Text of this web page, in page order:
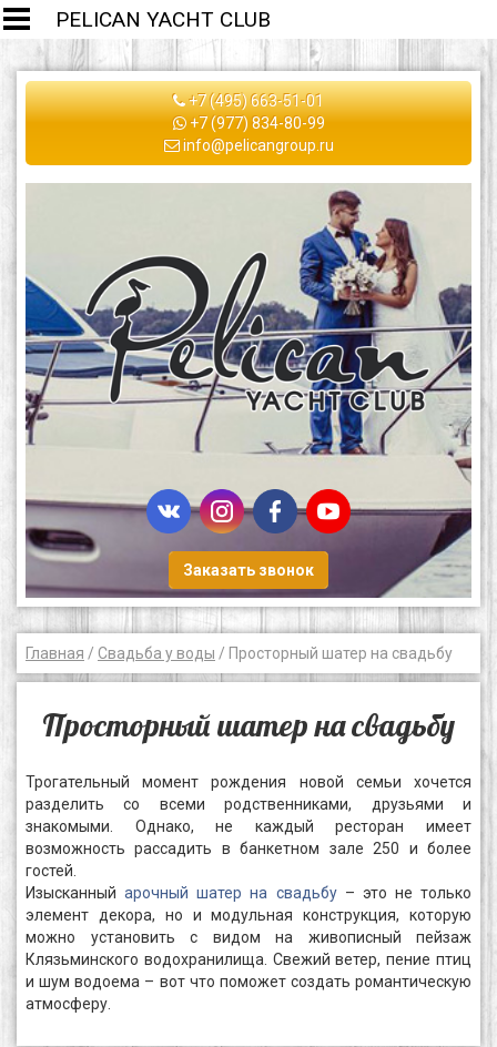
PELICAN YACHT CLUB
+7 (495) 663-51-01
+7 (977) 834-80-99
info@pelicangroup.ru
Заказать звонок
Главная / Свадьба у воды / Просторный шатер на свадьбу
Просторный шатер на свадьбу
Трогательный момент рождения новой семьи хочется
разделить со всеми родственниками, друзьями и
знакомыми. Однако, не каждый ресторан имеет
возможность рассадить в банкетном зале 250 и более
гостей.
Изысканныйарочный шатер на свадьбу– это не только
элемент декора, но и модульная конструкция, которую
можно установить с видом на живописный пейзаж
Клязьминского водохранилища. Свежий ветер, пение птиц
и шум водоема – вот что поможет создать романтическую
атмосферу.